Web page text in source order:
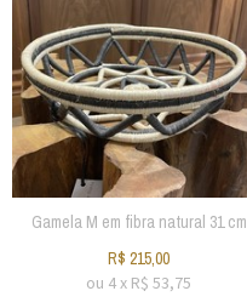
Gamela M em fibra natural 31 cm
R$ 215,00
ou 4x R$ 53,75